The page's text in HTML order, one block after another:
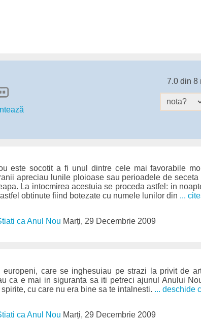
7.0 din 8
este socotit a fi unul dintre cele mai favorabile
apreciau lunile ploioase sau perioadele de
La intocmirea acestuia se proceda astfel: in
obtinute fiind botezate cu numele lunilor din ...
ca Anul Nou Marți, 29 Decembrie 2009
europeni, care se inghesuiau pe strazi la privit de
ca e mai in siguranta sa iti petreci ajunul Anului
cu care nu era bine sa te intalnesti. ... deschide
ca Anul Nou Marți, 29 Decembrie 2009